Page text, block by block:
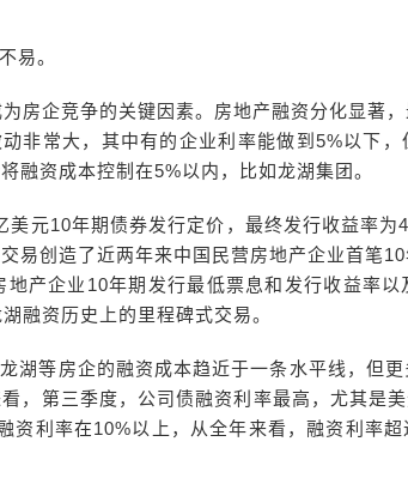
易。
房企竞争的关键因素。房地产融资分化显著
非常大，其中有的企业利率能做到5%以下
融资成本控制在5%以内，比如龙湖集团。
美元10年期债券发行定价，最终发行收益率为
易创造了近两年来中国民营房地产企业首笔
产企业10年期发行最低票息和发行收益率
融资历史上的里程碑式交易。
湖等房企的融资成本趋近于一条水平线，但
，第三季度，公司债融资利率最高，尤其是
资利率在10%以上，从全年来看，融资利率